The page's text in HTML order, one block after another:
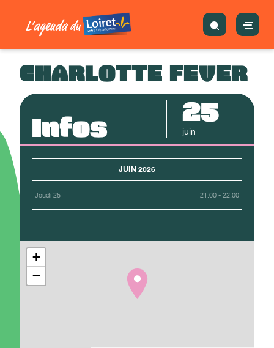
CHARLOTTE FEVER
Infos 25
juin
JUIN 2026
Jeudi 25 21:00 - 22:00
+
−